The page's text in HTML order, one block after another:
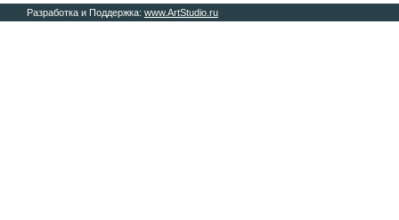
Разработка и Поддержка: www.ArtStudio.ru